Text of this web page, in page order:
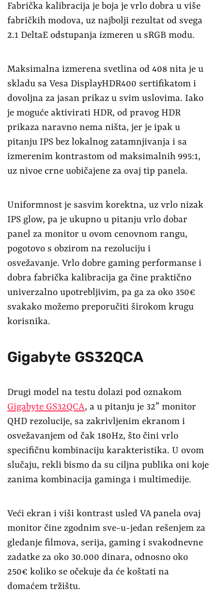
Fabrička kalibracija je boja je vrlo dobra u više
fabričkih modova, uz najbolji rezultat od svega
2.1 DeltaE odstupanja izmeren u sRGB modu.
Maksimalna izmerena svetlina od 408 nita je u
skladu sa Vesa DisplayHDR400 sertifikatom i
dovoljna za jasan prikaz u svim uslovima. Iako
je moguće aktivirati HDR, od pravog HDR
prikaza naravno nema ništa, jer je ipak u
pitanju IPS bez lokalnog zatamnjivanja i sa
izmerenim kontrastom od maksimalnih 995:1,
uz nivoe crne uobičajene za ovaj tip panela.
Uniformnost je sasvim korektna, uz vrlo nizak
IPS glow, pa je ukupno u pitanju vrlo dobar
panel za monitor u ovom cenovnom rangu,
pogotovo s obzirom na rezoluciju i
osvežavanje. Vrlo dobre gaming performanse i
dobra fabrička kalibracija ga čine praktično
univerzalno upotrebljivim, pa ga za oko 350€
svakako možemo preporučiti širokom krugu
korisnika.
Gigabyte GS32QCA
Drugi model na testu dolazi pod oznakom
Gigabyte GS32QCA, a u pitanju je 32” monitor
QHD rezolucije, sa zakrivljenim ekranom i
osvežavanjem od čak 180Hz, što čini vrlo
specifičnu kombinaciju karakteristika. U ovom
slučaju, rekli bismo da su ciljna publika oni koje
zanima kombinacija gaminga i multimedije.
Veći ekran i viši kontrast usled VA panela ovaj
monitor čine zgodnim sve-u-jedan rešenjem za
gledanje filmova, serija, gaming i svakodnevne
zadatke za oko 30.000 dinara, odnosno oko
250€ koliko se očekuje da će koštati na
domaćem tržištu.